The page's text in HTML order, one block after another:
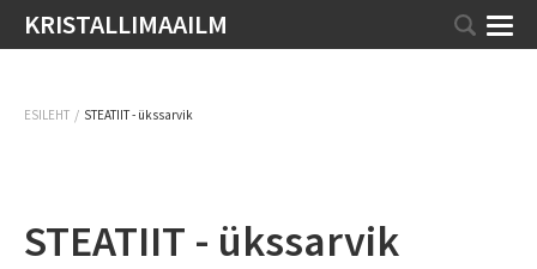
KRISTALLIMAAILM
ESILEHT / STEATIIT - ükssarvik
STEATIIT - ükssarvik